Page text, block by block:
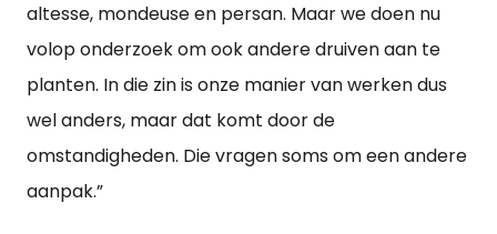
altesse, mondeuse en persan. Maar we doen nu
volop onderzoek om ook andere druiven aan te
planten. In die zin is onze manier van werken dus
wel anders, maar dat komt door de
omstandigheden. Die vragen soms om een andere
aanpak.”